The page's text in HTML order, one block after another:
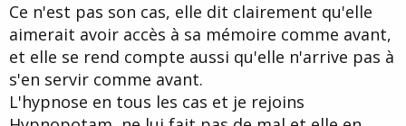
Ce n'est pas son cas, elle dit clairement qu'elle
aimerait avoir accès à sa mémoire comme avant,
et elle se rend compte aussi qu'elle n'arrive pas à
s'en servir comme avant.
L'hypnose en tous les cas et je rejoins